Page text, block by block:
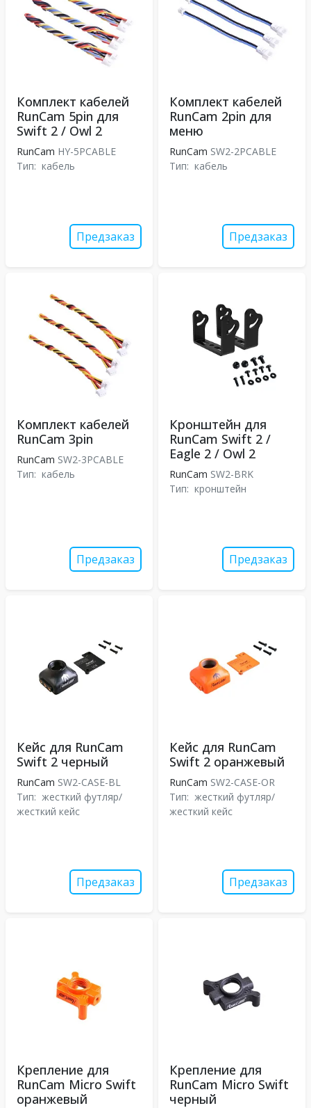
Комплект кабелей
RunCam 5pin для
Swift 2 / Owl 2
RunCam HY-5PCABLE
Тип: кабель
Предзаказ
Комплект кабелей
RunCam 2pin для
меню
RunCam SW2-2PCABLE
Тип: кабель
Предзаказ
Комплект кабелей
RunCam 3pin
RunCam SW2-3PCABLE
Тип: кабель
Предзаказ
Кронштейн для
RunCam Swift 2 /
Eagle 2 / Owl 2
RunCam SW2-BRK
Тип: кронштейн
Предзаказ
Кейс для RunCam
Swift 2 черный
RunCam SW2-CASE-BL
Тип: жесткий футляр/
жесткий кейс
Предзаказ
Кейс для RunCam
Swift 2 оранжевый
RunCam SW2-CASE-OR
Тип: жесткий футляр/
жесткий кейс
Предзаказ
Крепление для
RunCam Micro Swift
оранжевый
Крепление для
RunCam Micro Swift
черный